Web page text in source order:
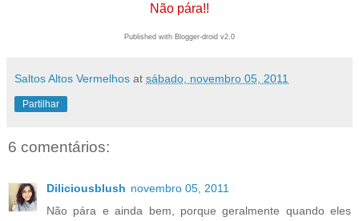
Não pára!!
Published with Blogger-droid v2.0
Saltos Altos Vermelhos at sábado, novembro 05, 2011
Partilhar
6 comentários:
Diliciousblush novembro 05, 2011
Não pára e ainda bem, porque geralmente quando eles